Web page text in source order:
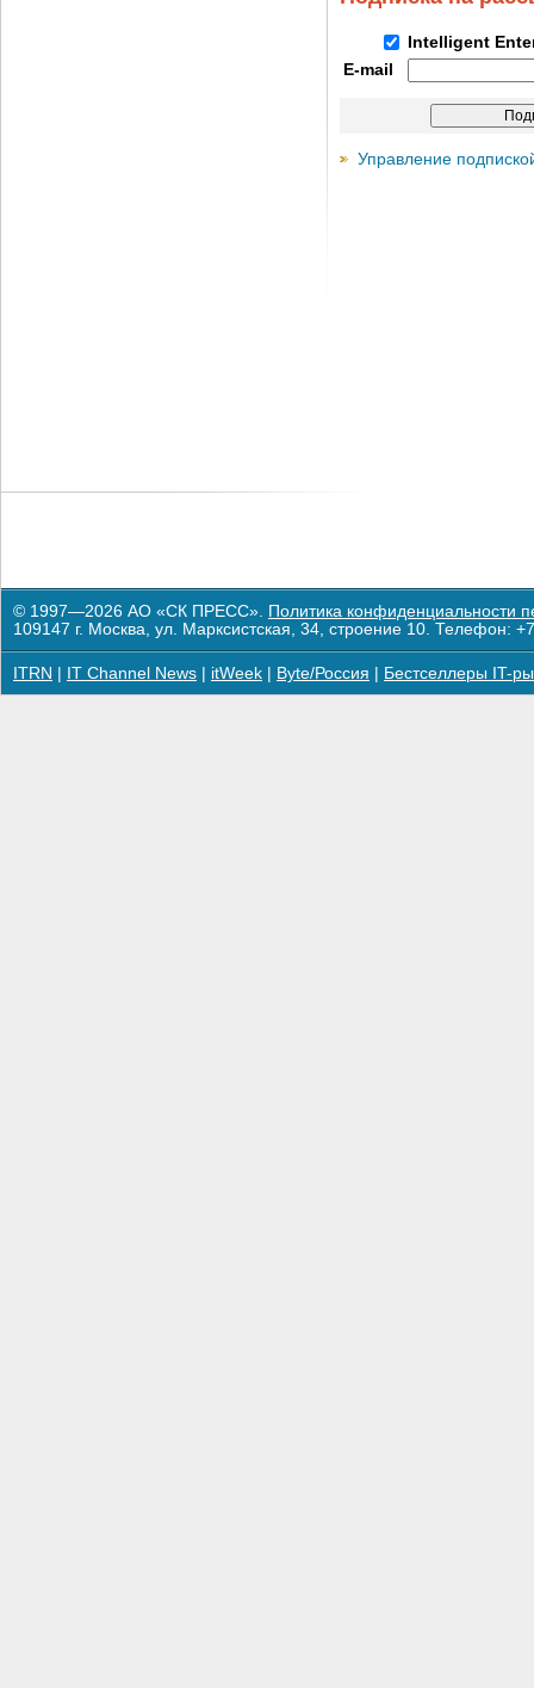
Intelligent
E-mail
Управление
© 1997—2026 АО «СК ПРЕСС». Политика конфиденциальности
109147 г. Москва, ул. Марксистская, 34, строение 10. Телефон:
ITRN IT Channel News itWeek Byte/Россия Бестселлеры IT-